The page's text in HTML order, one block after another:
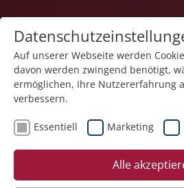
Auf unserer Webseite werden
davon werden zwingend benötigt,
ermöglichen, Ihre Nutzererfahrung
verbessern.
Essentiell Marketing
Alle